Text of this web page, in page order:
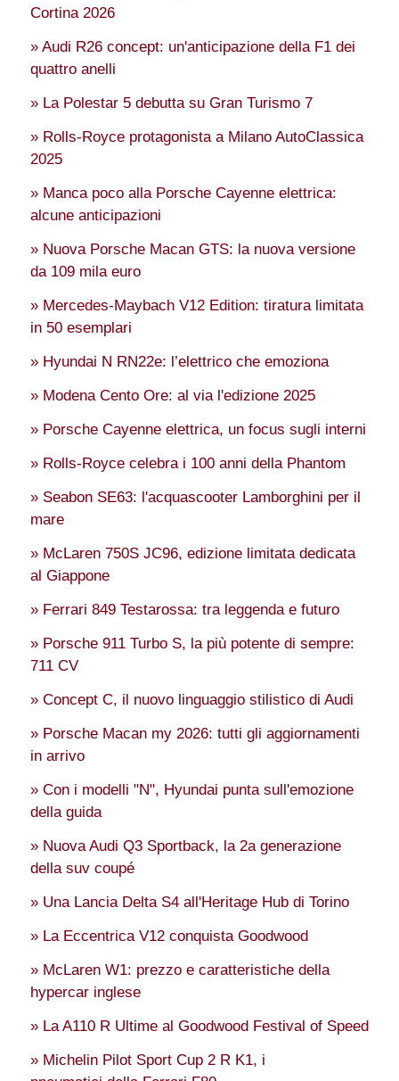
Cortina 2026
» Audi R26 concept: un'anticipazione della F1 dei
quattro anelli
» La Polestar 5 debutta su Gran Turismo 7
» Rolls-Royce protagonista a Milano AutoClassica
2025
» Manca poco alla Porsche Cayenne elettrica:
alcune anticipazioni
» Nuova Porsche Macan GTS: la nuova versione
da 109 mila euro
» Mercedes-Maybach V12 Edition: tiratura limitata
in 50 esemplari
» Hyundai N RN22e: l’elettrico che emoziona
» Modena Cento Ore: al via l'edizione 2025
» Porsche Cayenne elettrica, un focus sugli interni
» Rolls-Royce celebra i 100 anni della Phantom
» Seabon SE63: l'acquascooter Lamborghini per il
mare
» McLaren 750S JC96, edizione limitata dedicata
al Giappone
» Ferrari 849 Testarossa: tra leggenda e futuro
» Porsche 911 Turbo S, la più potente di sempre:
711 CV
» Concept C, il nuovo linguaggio stilistico di Audi
» Porsche Macan my 2026: tutti gli aggiornamenti
in arrivo
» Con i modelli "N", Hyundai punta sull'emozione
della guida
» Nuova Audi Q3 Sportback, la 2a generazione
della suv coupé
» Una Lancia Delta S4 all'Heritage Hub di Torino
» La Eccentrica V12 conquista Goodwood
» McLaren W1: prezzo e caratteristiche della
hypercar inglese
» La A110 R Ultime al Goodwood Festival of Speed
» Michelin Pilot Sport Cup 2 R K1, i